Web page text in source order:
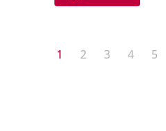
1 2 3 4 5